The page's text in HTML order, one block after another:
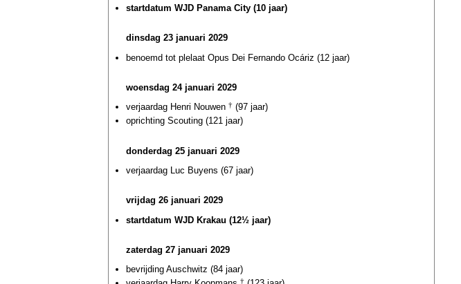
startdatum WJD Panama City (10 jaar)
dinsdag 23 januari 2029
benoemd tot plelaat Opus Dei Fernando Ocáriz (12 jaar)
woensdag 24 januari 2029
verjaardag Henri Nouwen † (97 jaar)
oprichting Scouting (121 jaar)
donderdag 25 januari 2029
verjaardag Luc Buyens (67 jaar)
vrijdag 26 januari 2029
startdatum WJD Krakau (12½ jaar)
zaterdag 27 januari 2029
bevrijding Auschwitz (84 jaar)
†